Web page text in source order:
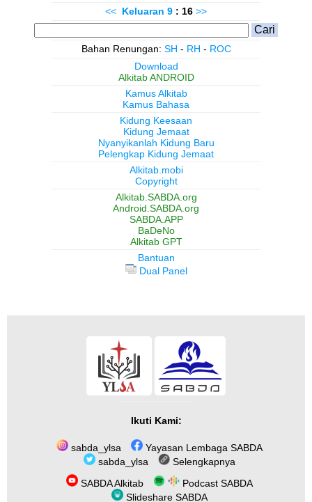
<< Keluaran 9 : 16 >>
Bahan Renungan: SH - RH - ROC
Download
Alkitab ANDROID
Kamus Alkitab
Kamus Bahasa
Kidung Keesaan
Kidung Jemaat
Nyanyikanlah Kidung Baru
Pelengkap Kidung Jemaat
Alkitab.mobi
Copyright
Alkitab.SABDA.org
Android.SABDA.org
SABDA.APP
BaDeNo
Alkitab GPT
Bantuan
Dual Panel
Ikuti Kami:
sabda_ylsa
Yayasan Lembaga SABDA
sabda_ylsa
Selengkapnya
SABDA Alkitab
Podcast SABDA
Slideshare SABDA